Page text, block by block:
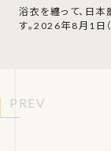
浴衣を纏って、日本
す。2026年8月1日
PREV